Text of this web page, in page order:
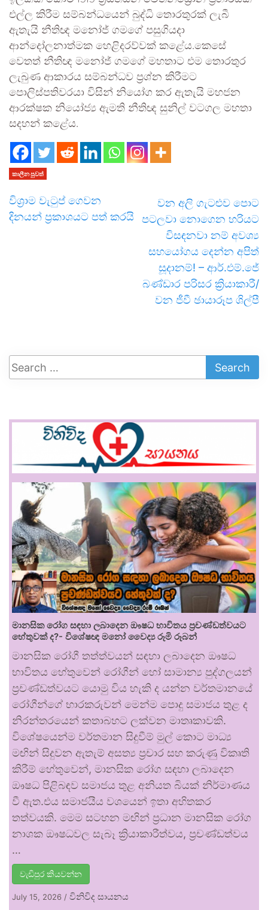
එල්ල කිරීම සම්බන්ධයෙන් බුද්ධි තොරතුරක් ලැබී
ඇතැයි නීතිඥ මනෝජ් ගමගේ පසුගියදා
ආන්දෝලනාත්මක හෙළිදරව්වක් කළේය.කෙසේ
වෙතත් නීතිඥ මනෝජ් ගමගේ මහතාට එම තොරතුර
ලැබුණ ආකාරය සම්බන්ධව ප්‍රශ්න කිරීමට
පොලිස්පතිවරයා විසින් නියෝග කර ඇතැයි මහජන
ආරක්ෂක නියෝජ්‍ය ඇමති නීතිඥ සුනිල් වටගල මහතා
සදහන් කළේය.
කාලීන පුවත්
විශ්‍රාම වැටුප් ගෙවන
දිනයන් ප්‍රකාශයට පත් කරයි
වන අලි ගැටළුව පොට
පටලවා නොගෙන හරියට
විසඳනවා නම් අවශ්‍ය
සහයෝගය දෙන්න අපිත්
සූදානම්! – ආර්.එම්.ජේ
බණ්ඩාර පරිසර ක්‍රියාකාරී/
වන ජීවී ඡායාරූප ශිල්පී
මානසික රෝග සඳහා ලබාදෙන ඖෂධ භාවිතය ප්‍රචණ්ඩත්වයට
හේතුවක් ද?- විශේෂඥ මනෝ වෛද්‍ය රූමි රූබන්
මානසික රෝගී තත්ත්වයන් සඳහා ලබාදෙන ඖෂධ
භාවිතය හේතුවෙන් රෝගීන් හෝ සාමාන්‍ය පුද්ගලයන්
ප්‍රචණ්ඩත්වයට යොමු විය හැකි ද යන්න වර්තමානයේ
රෝගීන්ගේ භාරකරුවන් මෙන්ම පොදු සමාජය තුළ ද
නිරන්තරයෙන් කතාබහට ලක්වන මාතෘකාවකි.
විශේෂයෙන්ම වර්තමාන සිදුවීම් මුල් කොට මාධ්‍ය
මඟින් සිදුවන ඇතැම් අසත්‍ය ප්‍රචාර සහ කරුණු විකෘති
කිරීම් හේතුවෙන්, මානසික රෝග සඳහා ලබාදෙන
ඖෂධ පිළිබඳව සමාජය තුළ අනියත බියක් නිර්මාණය
වී ඇත.එය සමාජයීය වශයෙන් ඉතා අහිතකර
තත්වයකි. මෙම සටහන මඟින් ප්‍රධාන මානසික රෝග
නාශක ඖෂධවල සැබෑ ක්‍රියාකාරීත්වය, ප්‍රචණ්ඩත්වය
…
වැඩිපුර කියවන්න
July 15, 2026 / විනිවිද සායනය